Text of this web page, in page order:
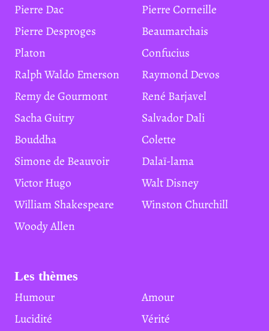
Pierre Dac
Pierre Corneille
Pierre Desproges
Beaumarchais
Platon
Confucius
Ralph Waldo Emerson
Raymond Devos
Remy de Gourmont
René Barjavel
Sacha Guitry
Salvador Dali
Bouddha
Colette
Simone de Beauvoir
Dalaï-lama
Victor Hugo
Walt Disney
William Shakespeare
Winston Churchill
Woody Allen
Les thèmes
Humour
Amour
Lucidité
Vérité